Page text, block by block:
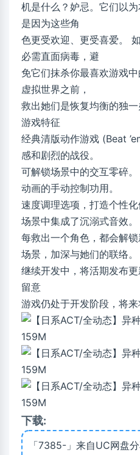
机是什么？妒忌。它们以
是因为这些角
色更受欢迎、更受喜爱。
必需直面病毒，避
免它们抹杀你最喜欢游戏
虚拟世界之前，
救出她们是恢复均衡的独一
游戏特征
经典清版动作游戏 (Beat
感和剧烈的战役。
可解锁场景中的交互零碎。
动画的手动控制功用。
速度调理选项，打造个性化
场景中集成了沉溺式音效。
每救出一个角色，都会解
场景，加深与她们的联络。
继续开发中，将活期发布更
留意
游戏仍处于开发阶段，将来
下载:
「7385-」来自UC网盘